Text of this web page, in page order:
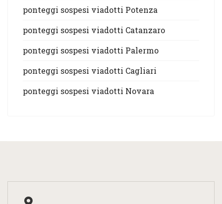
ponteggi sospesi viadotti Potenza
ponteggi sospesi viadotti Catanzaro
ponteggi sospesi viadotti Palermo
ponteggi sospesi viadotti Cagliari
ponteggi sospesi viadotti Novara